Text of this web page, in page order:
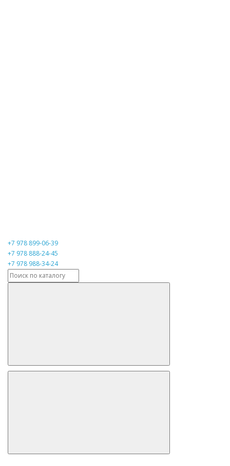
+7 978 899-06-39
+7 978 888-24-45
+7 978 988-34-24